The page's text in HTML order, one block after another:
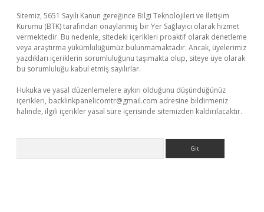
Sitemiz, 5651 Sayılı Kanun gereğince Bilgi Teknolojileri ve İletişim
Kurumu (BTK) tarafından onaylanmış bir Yer Sağlayıcı olarak hizmet
vermektedir. Bu nedenle, sitedeki içerikleri proaktif olarak denetleme
veya araştırma yükümlülüğümüz bulunmamaktadır. Ancak, üyelerimiz
yazdıkları içeriklerin sorumluluğunu taşımakta olup, siteye üye olarak
bu sorumluluğu kabul etmiş sayılırlar.
Hukuka ve yasal düzenlemelere aykırı olduğunu düşündüğünüz
içerikleri, backlinkpanelicomtr@gmail.com adresine bildirmeniz
halinde, ilgili içerikler yasal süre içerisinde sitemizden kaldırılacaktır.